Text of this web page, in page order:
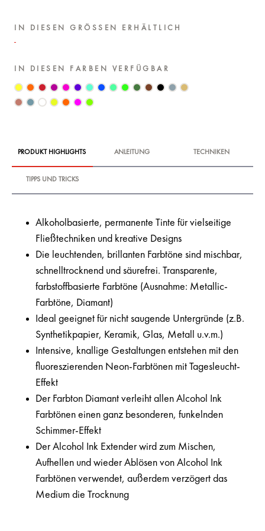
IN DIESEN GRÖSSEN ERHÄLTLICH
IN DIESEN FARBEN VERFÜGBAR
PRODUKT HIGHLIGHTS ANLEITUNG TECHNIKEN
TIPPS UND TRICKS
Alkoholbasierte, permanente Tinte für vielseitige
Fließtechniken und kreative Designs
Die leuchtenden, brillanten Farbtöne sind mischbar,
schnelltrocknend und säurefrei. Transparente,
farbstoffbasierte Farbtöne (Ausnahme: Metallic-
Farbtöne, Diamant)
Ideal geeignet für nicht saugende Untergründe (z.B.
Synthetikpapier, Keramik, Glas, Metall u.v.m.)
Intensive, knallige Gestaltungen entstehen mit den
fluoreszierenden Neon-Farbtönen mit Tagesleucht-
Effekt
Der Farbton Diamant verleiht allen Alcohol Ink
Farbtönen einen ganz besonderen, funkelnden
Schimmer-Effekt
Der Alcohol Ink Extender wird zum Mischen,
Aufhellen und wieder Ablösen von Alcohol Ink
Farbtönen verwendet, außerdem verzögert das
Medium die Trocknung